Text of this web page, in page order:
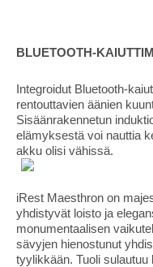
BLUETOOTH-
Integroidut Bluetooth-
rentouttavien äänien
Sisäänrakennetun
elämyksestä voi nauttia
akku olisi vähissä.
iRest Maesthron on
yhdistyvät loisto ja
monumentaalisen
sävyjen hienostunut
tyylikkään. Tuoli